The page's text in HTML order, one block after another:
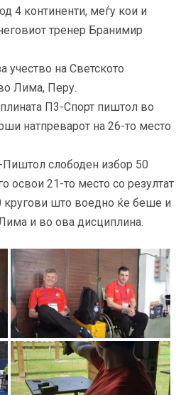
4 континенти, меѓу кои и
тренер Бранимир
учество на Светското
Лима, Перу.
П3-Спорт пиштол во
натпреварот на 26-то место
Пиштол слободен избор 50
освои 21-то место со резултат
кругови што воедно ќе беше и
и во ова дисциплина.